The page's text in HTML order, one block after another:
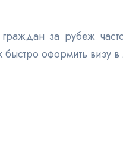
за рубеж
быстро оформить визу